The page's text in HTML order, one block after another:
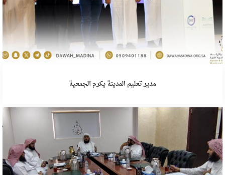
مدير تعليم المدينة يكرم الجمعية